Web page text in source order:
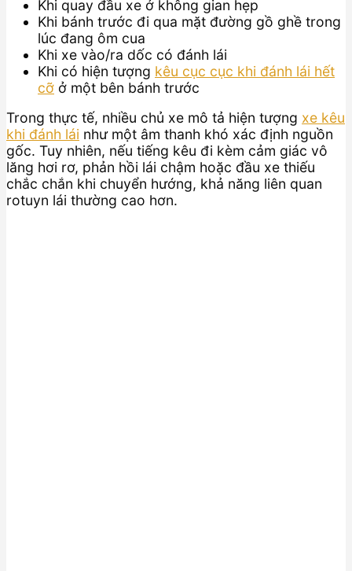
Khi quay đầu xe ở không gian hẹp
Khi bánh trước đi qua mặt đường gồ ghề trong
lúc đang ôm cua
Khi xe vào/ra dốc có đánh lái
Khi có hiện tượng kêu cục cục khi đánh lái hết
cỡ ở một bên bánh trước
Trong thực tế, nhiều chủ xe mô tả hiện tượng xe kêu
khi đánh lái như một âm thanh khó xác định nguồn
gốc. Tuy nhiên, nếu tiếng kêu đi kèm cảm giác vô
lăng hơi rơ, phản hồi lái chậm hoặc đầu xe thiếu
chắc chắn khi chuyển hướng, khả năng liên quan
rotuyn lái thường cao hơn.